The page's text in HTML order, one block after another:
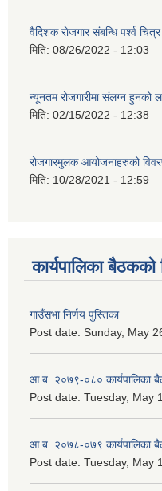
वैदेिशक राेजगार संबन्धि पर्श्व
मिति: 08/26/2022 - 12:03
न्यूनतम रोजगारीमा संलग्न हुनको
मिति: 02/15/2022 - 12:38
रोजगारमुलक आयोजनाहरुको
मिति: 10/28/2021 - 12:59
कार्यपालिका बैठकको
गाउँसभा निर्णय पुस्तिका
Post date: Sunday, May
आ.ब. २०७९-०८० कार्यपालिका
Post date: Tuesday, May
आ.ब. २०७८-०७९ कार्यपालिका
Post date: Tuesday, May